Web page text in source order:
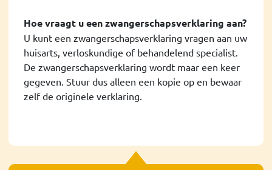
Hoe vraagt u een zwangerschapsverklaring aan?
U kunt een zwangerschapsverklaring vragen aan uw
huisarts, verloskundige of behandelend specialist.
De zwangerschapsverklaring wordt maar een keer
gegeven. Stuur dus alleen een kopie op en bewaar
zelf de originele verklaring.